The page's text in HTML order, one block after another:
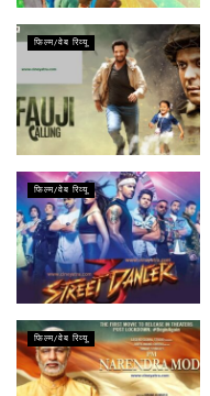
फिल्म/वेब रिव्यू
फिल्म/वेब रिव्यू
फिल्म/वेब रिव्यू